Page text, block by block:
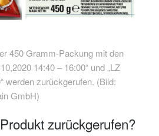
450 Gramm-Packung mit den
14:40 – 16:00“ und „LZ
werden zurückgerufen. (Bild:
GmbH)
zurückgerufen?